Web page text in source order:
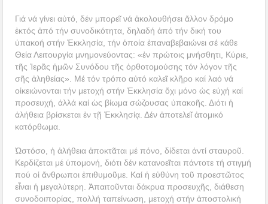
Γιά νά γίνει αὐτό, δέν μπορεῖ νά ἀκολουθήσει ἄλλον δρόμο
ἐκτός ἀπό τήν συνοδικότητα, δηλαδή ἀπό τήν δική του
ὑπακοή στήν Ἐκκλησία, τήν ὁποία ἐπαναβεβαιώνει σέ κάθε
Θεία Λειτουργία μνημονεύοντας: «ἐν πρώτοις μνήσθητι, Κύριε,
τῆς Ἱερᾶς ἡμῶν Συνόδου τῆς ὀρθοτομούσης τόν λόγον τῆς
σῆς ἀληθείας». Μέ τόν τρόπο αὐτό καλεῖ κλῆρο καί λαό νά
οἰκειώνονται τήν μετοχή στήν Ἐκκλησία ὄχι μόνο ὡς εὐχή καί
προσευχή, ἀλλά καί ὡς βίωμα σώζουσας ὑπακοῆς. Διότι ἡ
ἀλήθεια βρίσκεται ἐν τῇ Ἐκκλησίᾳ. Δέν ἀποτελεῖ ἀτομικό
κατόρθωμα.
Ὡστόσο, ἡ ἀλήθεια ἀποκτᾶται μέ πόνο, δίδεται ἀντί σταυροῦ.
Κερδίζεται μέ ὑπομονή, διότι δέν κατανοεῖται πάντοτε τή στιγμή
πού οἱ ἄνθρωποι ἐπιθυμοῦμε. Καί ἡ εὐθύνη τοῦ προεστῶτος
εἶναι ἡ μεγαλύτερη. Ἀπαιτοῦνται δάκρυα προσευχῆς, διάθεση
συνοδοιπορίας, πολλή ταπείνωση, μετοχή στήν ἀποστολική